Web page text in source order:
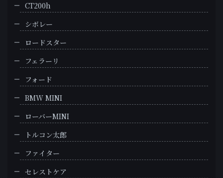
CT200h
シボレー
ロードスター
フェラーリ
フォード
BMW MINI
ローバーMINI
トルコン太郎
ファイター
セレストケア